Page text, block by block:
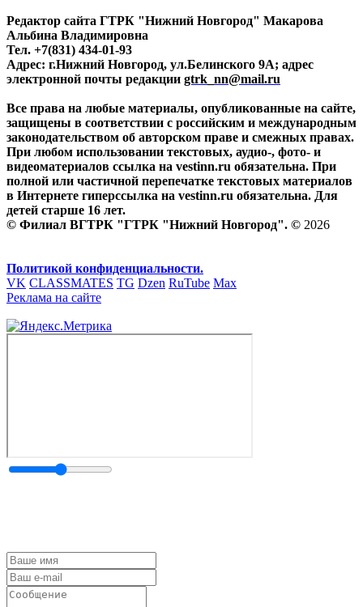
Редактор сайта ГТРК "Нижний Новгород" Макарова
Альбина Владимировна
Тел. +7(831) 434-01-93
Адрес: г.Нижний Новгород, ул.Белинского 9А; адрес
электронной почты редакции gtrk_nn@mail.ru
Все права на любые материалы, опубликованные на сайте,
защищены в соответствии с российским и международным
законодательством об авторском праве и смежных правах.
При любом использовании текстовых, аудио-, фото- и
видеоматериалов ссылка на vestinn.ru обязательна. При
полной или частичной перепечатке текстовых материалов
в Интернете гиперссылка на vestinn.ru обязательна. Для
детей старше 16 лет.
© Филиал ВГТРК "ГТРК "Нижний Новгород". © 2026
Политикой конфиденциальности.
VK CLASSMATES TG Dzen RuTube Max
Реклама на сайте